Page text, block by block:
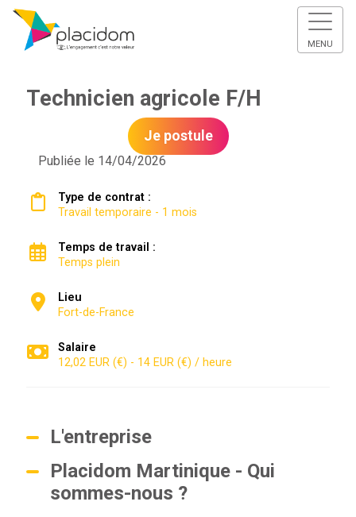
MENU
Technicien agricole F/H
Je postule
Publiée le 14/04/2026
Type de contrat :
Travail temporaire - 1 mois
Temps de travail :
Temps plein
Lieu
Fort-de-France
Salaire
12,02 EUR (€) - 14 EUR (€) / heure
L'entreprise
Placidom Martinique - Qui
sommes-nous ?